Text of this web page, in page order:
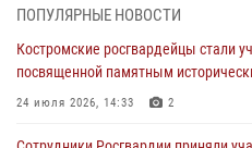
Cотрудники Росгвардии и их семьи
в честь князя Владимира в Костроме
ПОПУЛЯРНЫЕ НОВОСТИ
Костромские росгвардейцы стали
посвященной памятным
24 июля 2026, 14:33 2